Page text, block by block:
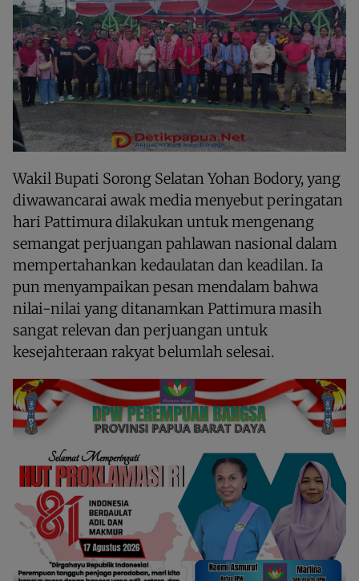
Wakil Bupati Sorong Selatan Yohan Bodory, yang
diwawancarai awak media menyebut peringatan
hari Pattimura dilakukan untuk mengenang
semangat perjuangan pahlawan nasional dalam
mempertahankan kedaulatan dan keadilan. Ia
pun menyampaikan pesan mendalam bahwa
nilai-nilai yang ditanamkan Pattimura masih
sangat relevan dan perjuangan untuk
kesejahteraan rakyat belumlah selesai.